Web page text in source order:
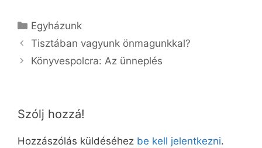
Kategória
Egyházunk
Tisztában vagyunk önmagunkkal?
Könyvespolcra: Az ünneplés
Szólj hozzá!
Hozzászólás küldéséhez be kell jelentkezni.